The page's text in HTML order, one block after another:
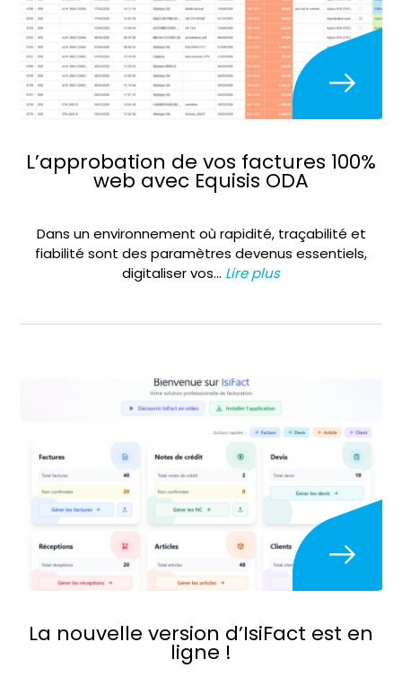
L’approbation de vos factures 100%
web avec Equisis ODA
Dans un environnement où rapidité, traçabilité et
fiabilité sont des paramètres devenus essentiels,
digitaliser vos… Lire plus
La nouvelle version d’IsiFact est en
ligne !